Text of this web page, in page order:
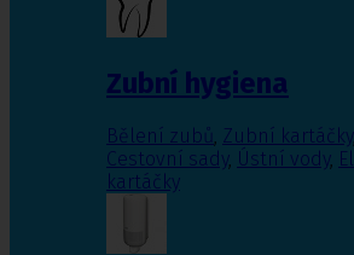
Zubní hygiena
Bělení zubů, Zubní kartáčky,
Cestovní sady, Ústní vody,
kartáčky